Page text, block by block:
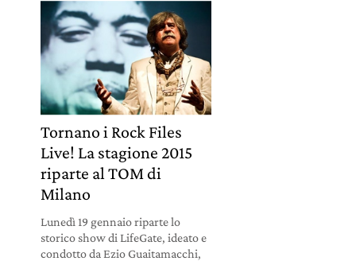
Tornano i Rock Files
Live! La stagione 2015
riparte al TOM di
Milano
Lunedì 19 gennaio riparte lo
storico show di LifeGate, ideato e
condotto da Ezio Guaitamacchi,